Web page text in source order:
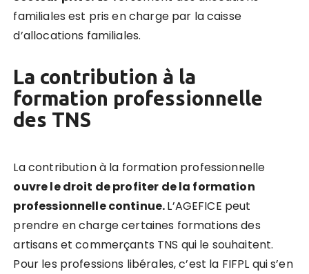
familiales est pris en charge par la caisse
d’allocations familiales.
La contribution à la
formation professionnelle
des TNS
La contribution à la formation professionnelle
ouvre le droit de profiter de la formation
professionnelle continue.L’AGEFICE peut
prendre en charge certaines formations des
artisans et commerçants TNS qui le souhaitent.
Pour les professions libérales, c’est la FIFPL qui s’en